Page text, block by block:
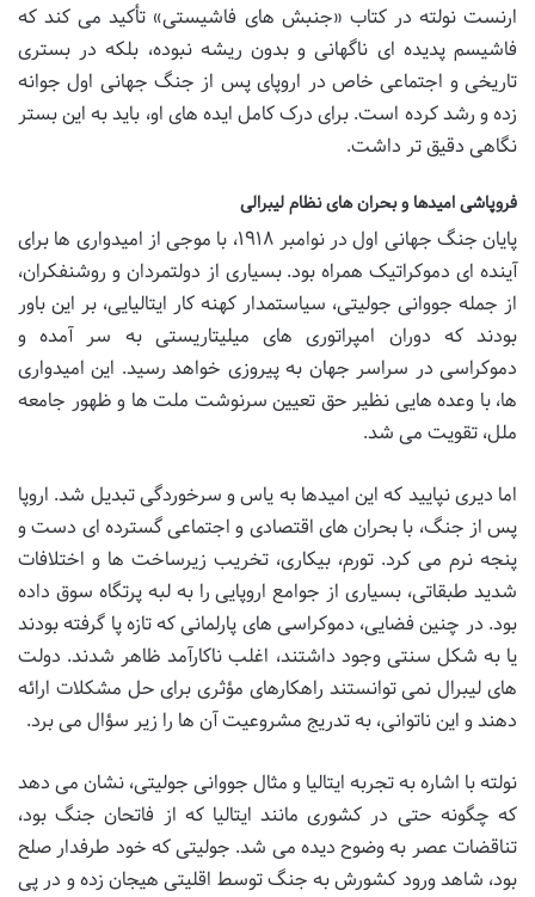
ارنست نولته در کتاب «جنبش های فاشیستی» تأکید می کند که
فاشیسم پدیده ای ناگهانی و بدون ریشه نبوده، بلکه در بستری
تاریخی و اجتماعی خاص در اروپای پس از جنگ جهانی اول جوانه
زده و رشد کرده است. برای درک کامل ایده های او، باید به این بستر
نگاهی دقیق تر داشت.
فروپاشی امیدها و بحران های نظام لیبرالی
پایان جنگ جهانی اول در نوامبر ۱۹۱۸، با موجی از امیدواری ها برای
آینده ای دموکراتیک همراه بود. بسیاری از دولتمردان و روشنفکران،
از جمله جووانی جولیتی، سیاستمدار کهنه کار ایتالیایی، بر این باور
بودند که دوران امپراتوری های میلیتاریستی به سر آمده و
دموکراسی در سراسر جهان به پیروزی خواهد رسید. این امیدواری
ها، با وعده هایی نظیر حق تعیین سرنوشت ملت ها و ظهور جامعه
ملل، تقویت می شد.
اما دیری نپایید که این امیدها به یاس و سرخوردگی تبدیل شد. اروپا
پس از جنگ، با بحران های اقتصادی و اجتماعی گسترده ای دست و
پنجه نرم می کرد. تورم، بیکاری، تخریب زیرساخت ها و اختلافات
شدید طبقاتی، بسیاری از جوامع اروپایی را به لبه پرتگاه سوق داده
بود. در چنین فضایی، دموکراسی های پارلمانی که تازه پا گرفته بودند
یا به شکل سنتی وجود داشتند، اغلب ناکارآمد ظاهر شدند. دولت
های لیبرال نمی توانستند راهکارهای مؤثری برای حل مشکلات ارائه
دهند و این ناتوانی، به تدریج مشروعیت آن ها را زیر سؤال می برد.
نولته با اشاره به تجربه ایتالیا و مثال جووانی جولیتی، نشان می دهد
که چگونه حتی در کشوری مانند ایتالیا که از فاتحان جنگ بود،
تناقضات عصر به وضوح دیده می شد. جولیتی که خود طرفدار صلح
بود، شاهد ورود کشورش به جنگ توسط اقلیتی هیجان زده و در پی